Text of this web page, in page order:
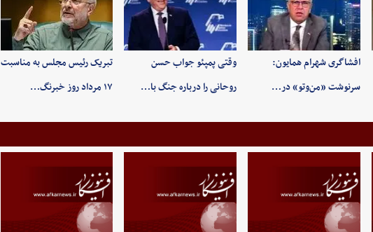
افشاگری شهرام همایون:
سرنوشت «من‌وتو» در…
وقتی پمپئو جواب حسن
روحانی را درباره جنگ با…
تبریک رئیس مجلس به مناسبت
۱۷ مرداد روز خبرنگ…